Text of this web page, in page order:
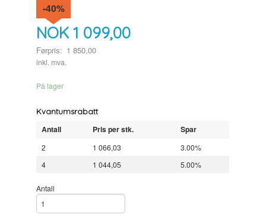
NOK 1 099,00
Førpris: 1 850,00
Rabatt
-40%
inkl. mva.
På lager
Kvantumsrabatt
Antall Pris per stk. Spar
2 1 066,03
3.00%
4
1 044,05 5.00%
Antall